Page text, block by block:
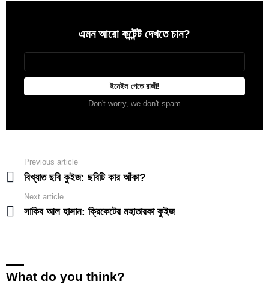
Newsletterএমন আরো কন্টেন্ট দেখতে চান?
Don't worry, we don't spam
more
Previous article
বিখ্যাত ছবি কুইজ: ছবিটি কার আঁকা?
Next article
সাকিব আল হাসান: ক্রিকেটের মহাতারকা কুইজ
What do you think?